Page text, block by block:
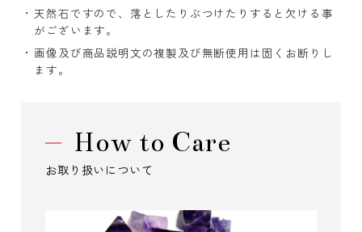
天然石ですので、落としたりぶつけたりすると欠ける事
がございます。
画像及び商品説明文の複製及び無断使用は固くお断りし
ます。
How to Care
お取り扱いについて